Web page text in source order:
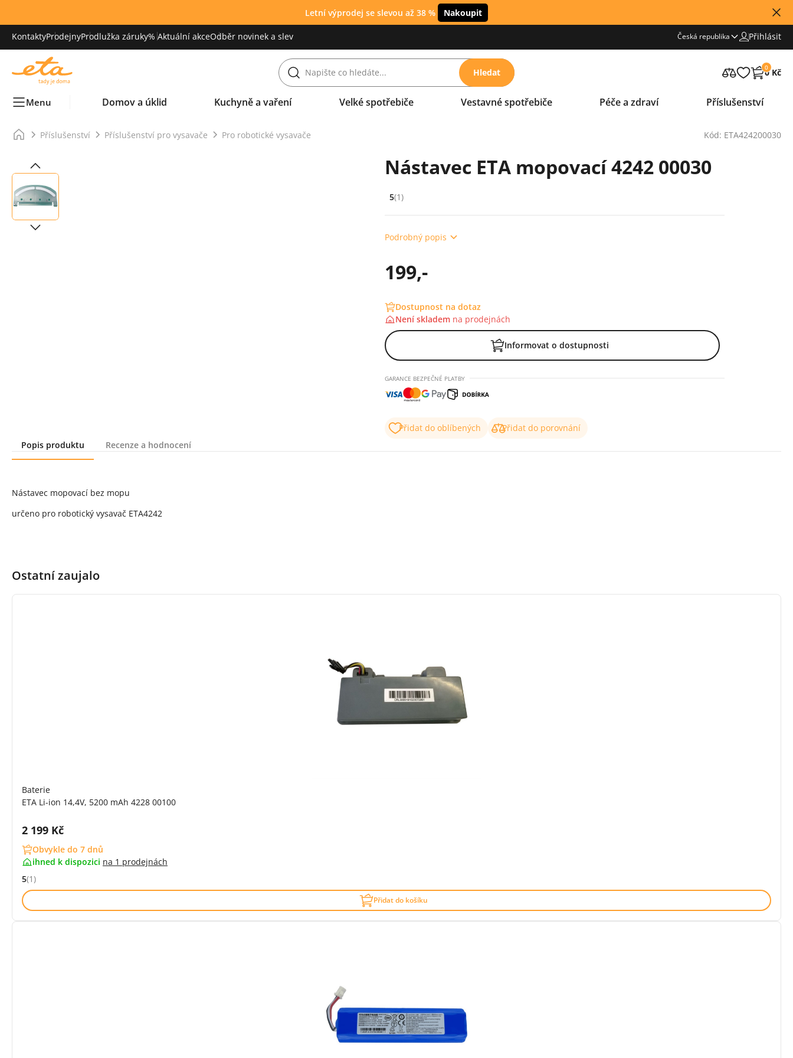
Letní výprodej se slevou až 38 % Nakoupit
KontaktyProdejnyProdlužka záruky% Aktuální akceOdběr novinek a slev Česká republika Přihlásit
Hledat 0
0 Kč
Menu Domov a úklid Kuchyně a vaření Velké spotřebiče Vestavné spotřebiče Péče a zdraví Příslušenství
Příslušenství Příslušenství pro vysavače Pro robotické vysavače Kód: ETA424200030
Nástavec ETA mopovací 4242 00030
Hodnocení: 5 z 5 (1 recenzí)
5(1)
Podrobný popis
199,-
Dostupnost na dotaz
Není skladem na prodejnách
Informovat o dostupnosti
GARANCE BEZPEČNÉ PLATBY
Přidat do oblíbených
Přidat do porovnání
Popis produktu
Recenze a hodnocení
Nástavec mopovací bez mopu
určeno pro robotický vysavač ETA4242
Ostatní zaujalo
Baterie
ETA Li-ion 14,4V, 5200 mAh 4228 00100
Cena s DPH:
2 199 Kč
Obvykle do 7 dnů
ihned k dispozici na 1 prodejnách
Hodnocení: 5 z 5 (1 recenzí)
5(1)
Přidat do košíku